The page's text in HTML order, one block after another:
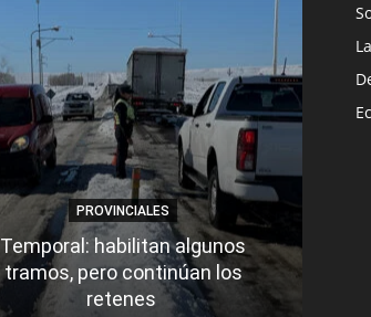
PROVINCIALES
Temporal: habilitan algunos
tramos, pero continúan los
retenes